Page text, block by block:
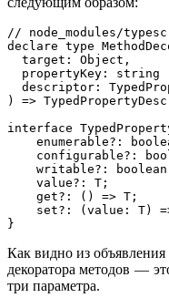
// node_modules/
declare type
  target: Object,
propertyKey: string
descriptor:
) =>
interface
enumerable?:
configurable?:
writable?:
    value?: T;
    get?: () => T;
set?: (value: T)
}
Как видно из объявления
декоратора методов —
три параметра.